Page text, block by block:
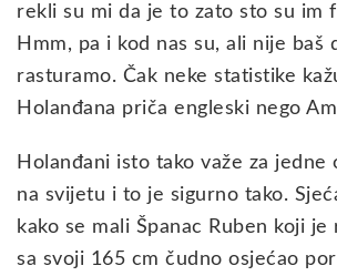
rekli su mi da je to zato sto su im
Hmm, pa i kod nas su, ali nije baš
rasturamo. Čak neke statistike
Holanđana priča engleski nego
Holanđani isto tako važe za jedne
na svijetu i to je sigurno tako.
kako se mali Španac Ruben koji
sa svoji 165 cm čudno osjećao